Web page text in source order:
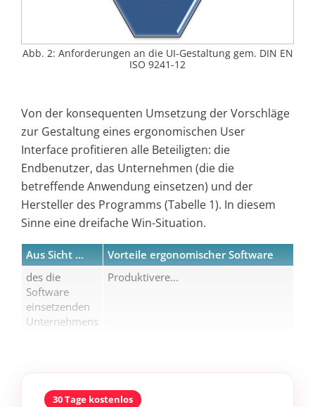
Abb. 2: Anforderungen an die UI-Gestaltung gem. DIN EN
ISO 9241-12
Von der konsequenten Umsetzung der Vorschläge
zur Gestaltung eines ergonomischen User
Interface profitieren alle Beteiligten: die
Endbenutzer, das Unternehmen (die die
betreffende Anwendung einsetzen) und der
Hersteller des Programms (Tabelle 1). In diesem
Sinne eine dreifache Win-Situation.
Aus Sicht ...
Vorteile ergonomischer Software
des die
Software
einsetzenden
Unternehmens
Produktivere...
30 Tage kostenlos